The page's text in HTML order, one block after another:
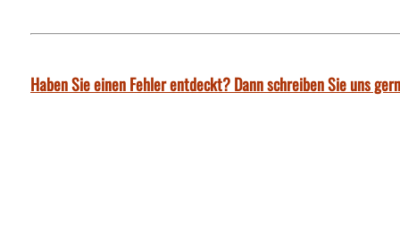
Haben Sie einen Fehler entdeckt? Dann schreiben Sie uns